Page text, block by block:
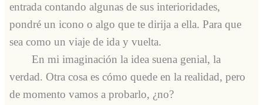
entrada contando algunas de sus interioridades,
pondré un icono o algo que te dirija a ella. Para que
sea como un viaje de ida y vuelta.
En mi imaginación la idea suena genial, la
verdad. Otra cosa es cómo quede en la realidad, pero
de momento vamos a probarlo, ¿no?